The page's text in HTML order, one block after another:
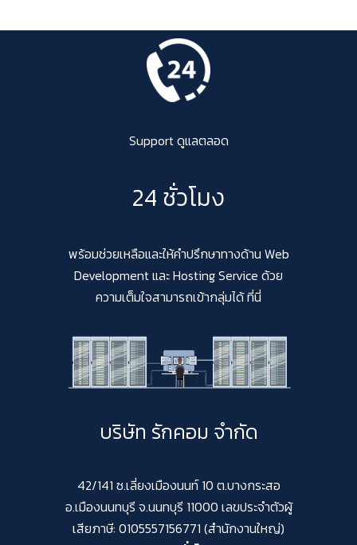
Support ดูแลตลอด
24 ชั่วโมง
พร้อมช่วยเหลือและให้คำปรึกษาทางด้าน Web
Development และ Hosting Service ด้วย
ความเต็มใจสามารถเข้ากลุ่มได้ ที่นี่
บริษัท รักคอม จำกัด
42/141 ซ.เลี่ยงเมืองนนท์ 10 ต.บางกระสอ
อ.เมืองนนทบุรี จ.นนทบุรี 11000 เลขประจำตัวผู้
เสียภาษี: 0105557156771 (สำนักงานใหญ่)